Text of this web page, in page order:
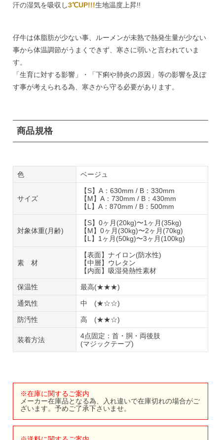
汗の湿気を吸収し3℃UP!!!生地温度上昇!!
仔牛は体脂肪が少ない事、ルーメンが未熟で熱発生量が少ない
事から体温調節がうまくできず、寒さに弱いと言われていま
す。
「生育に対する影響」・「下痢や肺炎の原因」等の影響を及ぼ
す事が考えられる為、寒さから守る必要があります。
商品規格
色 ベージュ
サイズ
【S】A：630mm / B：330mm
【M】A：730mm / B：430mm
【L】A：870mm / B：500mm
対象体重(月齢)
【S】0ヶ月(20kg)〜1ヶ月(35kg)
【M】0ヶ月(30kg)〜2ヶ月(70kg)
【L】1ヶ月(50kg)〜3ヶ月(100kg)
素 材
【表面】ナイロン(防水性)
【中層】ウレタン
【内面】吸湿発熱性素材
保温性 最高(★★★)
通気性 中 (★☆☆)
防汚性 高 (★★☆)
装着方法
4点固定：首・胴・両後肢
(マジックテープ)
※在庫に関するご案内
メーカー在庫品となる為、入れ違いで在庫切れの場合がご
ざいます。予めご了承下さいませ。